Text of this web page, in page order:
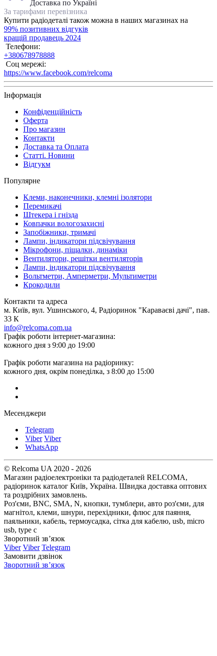
Доставка по Україні
За тарифами перевізника
Купити радіодеталі також можна в наших магазинах на
99% позитивних відгуків
кращій продавець 2024
Телефони:
+380678978888
Соц мережі:
https://www.facebook.com/relcoma
Інформація
Конфіденційність
Оферта
Про магазин
Контакти
Доставка та Оплата
Статті. Новини
Відгукм
Популярне
Клеми, наконечники, клемні ізолятори
Перемикачі
Штекера і гнізда
Ковпачки вологозахисні
Запобіжники, тримачі
Лампи, індикатори підсвічування
Мікрофони, піщалки, динаміки
Вентилятори, решітки вентиляторів
Лампи, індикатори підсвічування
Вольтметри, Амперметри, Мультиметри
Крокодили
Контакти та адреса
м. Київ, вул. Ушинського, 4, Радіоринок "Караваєві дачі", пав.
33 К
info@relcoma.com.ua
Графік роботи інтернет-магазина:
кожного дня з 9:00 до 19:00
Графік роботи магазина на радіоринку:
кожного дня, окрім понеділка, з 8:00 до 15:00
Месенджери
Telegram
Viber Viber
WhatsApp
© Relcoma UA 2020 - 2026
Магазин радіоелектроніки та радіодеталей RELCOMA,
радіоринок каталог Київ, Україна. Швидка доставка оптових
та роздрібних замовлень.
Роз'єми, BNC, SMA, N, кнопки, тумблери, авто роз'єми, для
магнітол, клеми, шнури, перехідники, флюс для паяння,
паяльники, кабель, термоусадка, сітка для кабелю, usb, micro
usb, type c
Зворотний зв’язок
Viber Viber Telegram
Замовити дзвінок
Зворотний зв’язок